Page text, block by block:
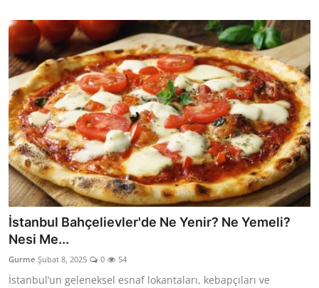
İstanbul Bahçelievler'de Ne Yenir? Ne Yemeli?
Nesi Me...
Gurme Şubat 8, 2025 0 54
İstanbul’un geleneksel esnaf lokantaları, kebapçıları ve